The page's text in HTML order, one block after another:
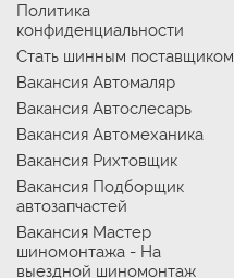
Политика
конфиденциальности
Стать шинным поставщиком
Вакансия Автомаляр
Вакансия Автослесарь
Вакансия Автомеханика
Вакансия Рихтовщик
Вакансия Подборщик
автозапчастей
Вакансия Мастер
шиномонтажа - На
выездной шиномонтаж